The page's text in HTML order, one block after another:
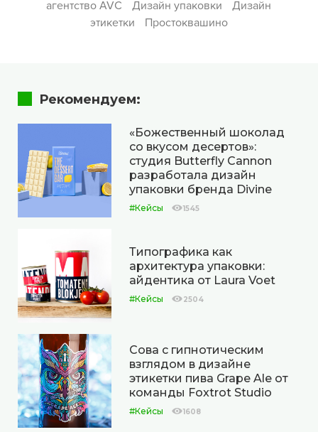
агентство AVC Дизайн упаковки
Дизайн
этикетки
Простоквашино
Рекомендуем:
«Божественный шоколад
со вкусом десертов»:
студия Butterfly Cannon
разработала дизайн
упаковки бренда Divine
#Кейсы 1545
Типографика как
архитектура упаковки:
айдентика от Laura Voet
#Кейсы 2504
Сова с гипнотическим
взглядом в дизайне
этикетки пива Grape Ale от
команды Foxtrot Studio
#Кейсы 1608